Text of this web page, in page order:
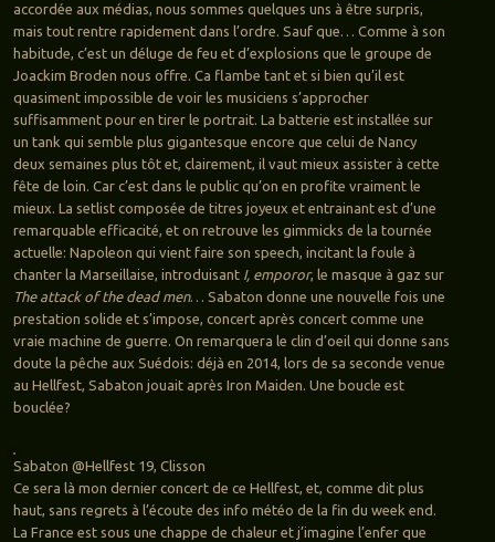
accordée aux médias, nous sommes quelques uns à être surpris,
mais tout rentre rapidement dans l’ordre. Sauf que… Comme à son
habitude, c’est un déluge de feu et d’explosions que le groupe de
Joackim Broden nous offre. Ca flambe tant et si bien qu’il est
quasiment impossible de voir les musiciens s’approcher
suffisamment pour en tirer le portrait. La batterie est installée sur
un tank qui semble plus gigantesque encore que celui de Nancy
deux semaines plus tôt et, clairement, il vaut mieux assister à cette
fête de loin. Car c’est dans le public qu’on en profite vraiment le
mieux. La setlist composée de titres joyeux et entrainant est d’une
remarquable efficacité, et on retrouve les gimmicks de la tournée
actuelle: Napoleon qui vient faire son speech, incitant la foule à
chanter la Marseillaise, introduisant I, emporor, le masque à gaz sur
The attack of the dead men… Sabaton donne une nouvelle fois une
prestation solide et s’impose, concert après concert comme une
vraie machine de guerre. On remarquera le clin d’oeil qui donne sans
doute la pêche aux Suédois: déjà en 2014, lors de sa seconde venue
au Hellfest, Sabaton jouait après Iron Maiden. Une boucle est
bouclée?
Sabaton @Hellfest 19, Clisson
Ce sera là mon dernier concert de ce Hellfest, et, comme dit plus
haut, sans regrets à l’écoute des info météo de la fin du week end.
La France est sous une chappe de chaleur et j’imagine l’enfer que